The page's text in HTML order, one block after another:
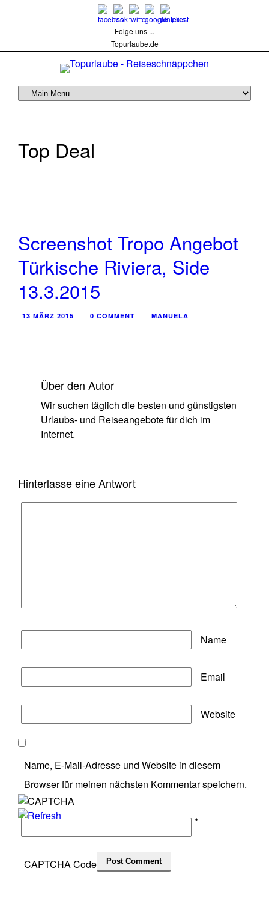
Folge uns ...
Topurlaube.de
Top Deal
Screenshot Tropo Angebot
Türkische Riviera, Side
13.3.2015
13 MÄRZ 2015 0 COMMENT MANUELA
Über den Autor
Wir suchen täglich die besten und günstigsten
Urlaubs- und Reiseangebote für dich im
Internet.
Hinterlasse eine Antwort
Name
Email
Website
Name, E-Mail-Adresse und Website in diesem
Browser für meinen nächsten Kommentar speichern.
CAPTCHA Code
*